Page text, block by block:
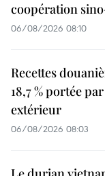
coopération
06/08/2026 08:10
Recettes
18,7 % portée
extérieur
06/08/2026 08:03